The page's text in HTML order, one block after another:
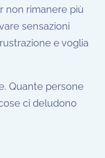
non rimanere più
sensazioni
e voglia
Quante persone
ci deludono